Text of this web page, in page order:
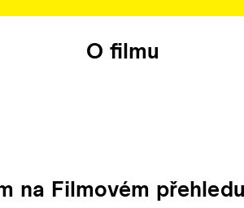
O filmu
na Filmovém přehledu